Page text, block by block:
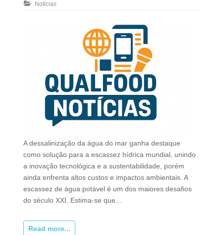
Notícias
A dessalinização da água do mar ganha destaque
como solução para a escassez hídrica mundial, unindo
a inovação tecnológica e a sustentabilidade, porém
ainda enfrenta altos custos e impactos ambientais. A
escassez de água potável é um dos maiores desafios
do século XXI. Estima-se que…
Read more...